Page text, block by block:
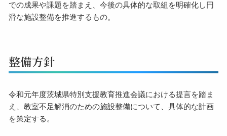
での成果や課題を踏まえ、今後の具体的な取組を明確化し円
滑な施設整備を推進するもの。
整備方針
令和元年度茨城県特別支援教育推進会議における提言を踏ま
え、教室不足解消のための施設整備について、具体的な計画
を策定する。